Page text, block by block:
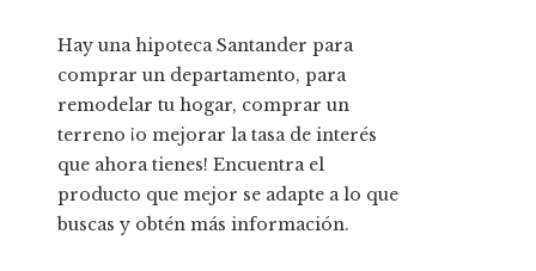
Hay una hipoteca Santander para
comprar un departamento, para
remodelar tu hogar, comprar un
terreno ¡o mejorar la tasa de interés
que ahora tienes! Encuentra el
producto que mejor se adapte a lo que
buscas y obtén más información.